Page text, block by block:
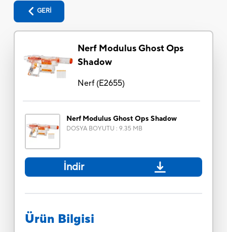
GERİ
Nerf Modulus Ghost Ops
Shadow
Nerf(E2655)
Nerf Modulus Ghost Ops Shadow
DOSYA BOYUTU : 9.35 MB
İndir
Ürün Bilgisi